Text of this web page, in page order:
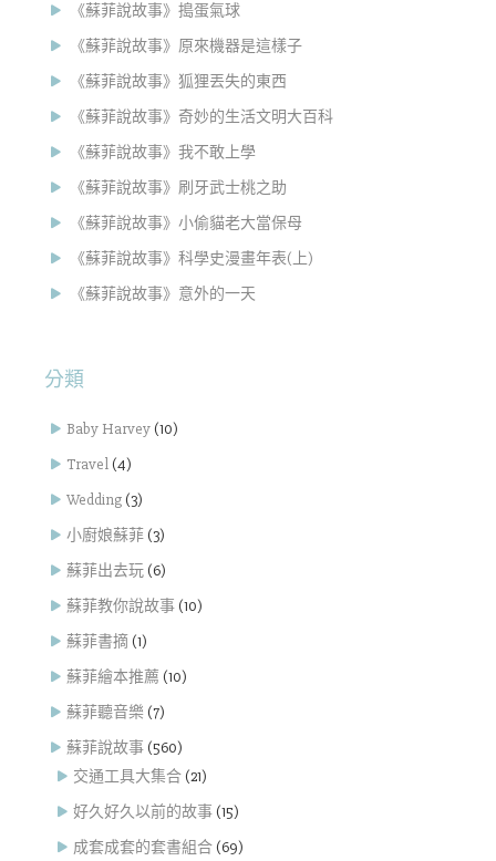
《蘇菲說故事》搗蛋氣球
《蘇菲說故事》原來機器是這樣子
《蘇菲說故事》狐狸丟失的東西
《蘇菲說故事》奇妙的生活文明大百科
《蘇菲說故事》我不敢上學
《蘇菲說故事》刷牙武士桃之助
《蘇菲說故事》小偷貓老大當保母
《蘇菲說故事》科學史漫畫年表(上)
《蘇菲說故事》意外的一天
分類
Baby Harvey (10)
Travel (4)
Wedding (3)
小廚娘蘇菲 (3)
蘇菲出去玩 (6)
蘇菲教你說故事 (10)
蘇菲書摘 (1)
蘇菲繪本推薦 (10)
蘇菲聽音樂 (7)
蘇菲說故事 (560)
交通工具大集合 (21)
好久好久以前的故事 (15)
成套成套的套書組合 (69)